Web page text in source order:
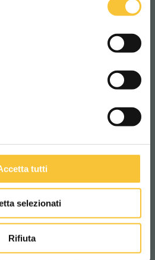
tutti
selezionati
Rifiuta
avec largeur de travail